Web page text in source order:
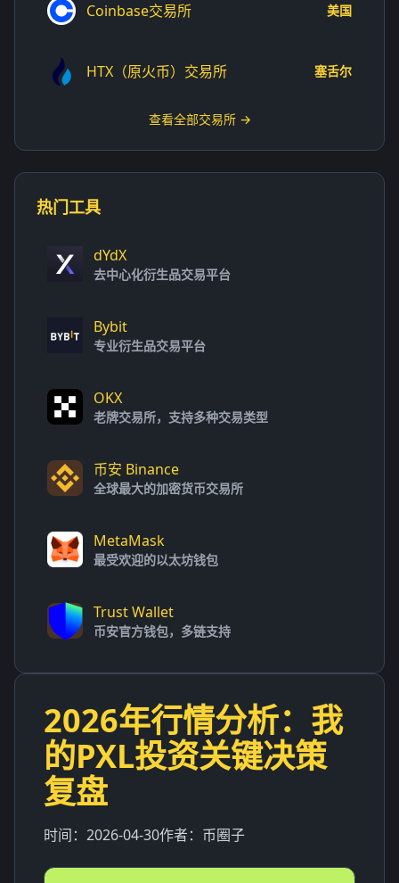
2026年行情分析：我
的PXL投资关键决策
复盘
时间： 2026-04-30作者： 币圈子
Coinbase交易所 美国
HTX（原火币）交易所 塞舌尔
查看全部交易所 →
热门工具
dYdX
去中心化衍生品交易平台
Bybit
专业衍生品交易平台
OKX
老牌交易所，支持多种交易类型
币安 Binance
全球最大的加密货币交易所
MetaMask
最受欢迎的以太坊钱包
Trust Wallet
币安官方钱包，多链支持